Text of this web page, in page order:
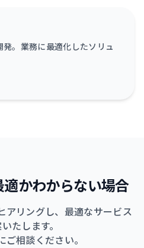
。業務に最適化したソリュ
かわからない場合
アリングし、最適なサービス
たします。
ご相談ください。